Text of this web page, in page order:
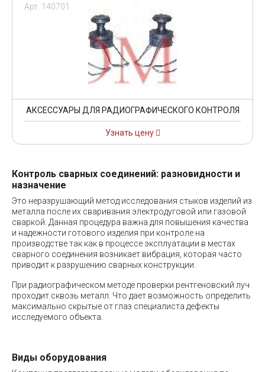
Арт. 140701
АКСЕССУАРЫ ДЛЯ РАДИОГРАФИЧЕСКОГО КОНТРОЛЯ
Узнать цену
Контроль сварных соединений: разновидности и
назначение
Это неразрушающий метод исследования стыков изделий из
металла после их сваривания электродуговой или газовой
сваркой. Данная процедура важна для повышения качества
и надежности готового изделия при контроле на
производстве так как в процессе эксплуатации в местах
сварного соединения возникает вибрация, которая часто
приводит к разрушению сварных конструкции.
При радиографическом методе проверки рентгеновский луч
проходит сквозь металл. Что дает возможность определить
максимально скрытые от глаз специалиста дефекты
исследуемого объекта.
Виды оборудования